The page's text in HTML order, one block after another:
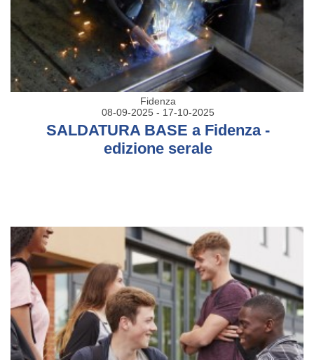
Fidenza
08-09-2025 - 17-10-2025
SALDATURA BASE a Fidenza -
edizione serale